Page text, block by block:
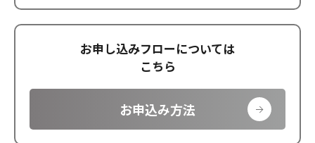
お申し込みフローについては
こちら
お申込み方法